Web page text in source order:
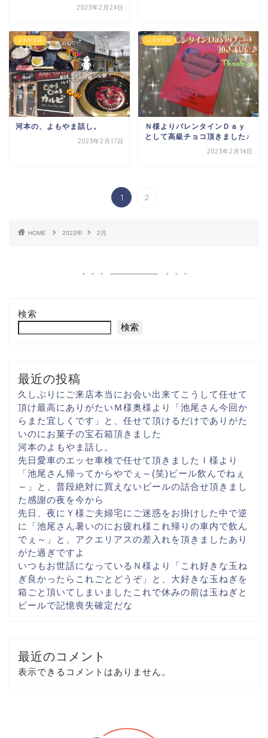
2023年2月24日
よもやま話
河本の、よもやま話し。
2023年2月17日
よもやま話
Ｎ様よりバレンタインＤａｙ
として高級チョコ頂きました ♪
2023年2月14日
1 2
HOME 2023年 2月
検索
検索
最近の投稿
久しぶりにご来店本当にお会い出来て こうして任せて
頂け最高にありがたい Ｍ様奥様より「池尾さん今回か
らまた宜しくです 」と、任せて頂けるだけでありがた
いのに お菓子の宝石箱頂きました
河本のよもやま話し。
先日愛車のエッセ車検で任せて頂きました Ｉ様より
「池尾さん帰ってからやでぇ～(笑) ビール飲んでねぇ
～ 」と、普段絶対に買えない ビールの詰合せ頂きまし
た感謝の夜を今から
先日、夜にＹ様ご夫婦宅に ご迷惑をお掛けした中で逆
に「池尾さん暑いのにお疲れ様 これ帰りの車内で飲ん
でぇ～ 」と、アクエリアスの差入れを頂きました あり
がた過ぎですよ
いつもお世話になっている Ｎ様より「これ好きな玉ね
ぎ良かったらこれごとどうぞ 」と、大好きな玉ねぎを
箱ごと 頂いてしまいました これで休みの前は玉ねぎと
ビールで記憶喪失確定だな
最近のコメント
表示できるコメントはありません。